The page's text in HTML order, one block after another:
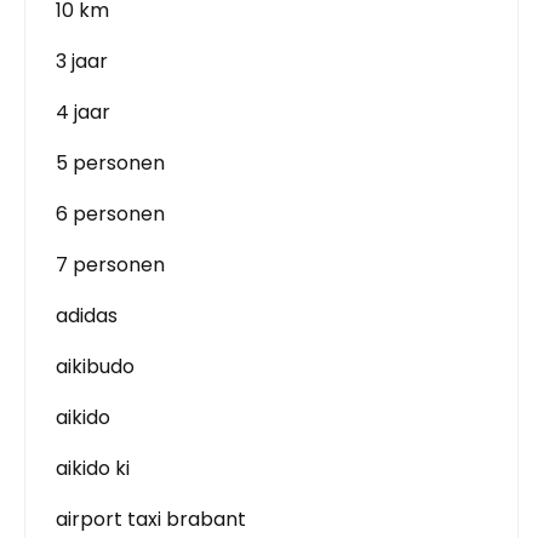
10 km
3 jaar
4 jaar
5 personen
6 personen
7 personen
adidas
aikibudo
aikido
aikido ki
airport taxi brabant